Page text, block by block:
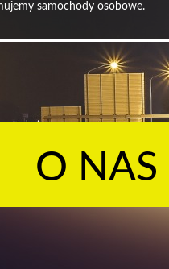
samochody osobowe.
O NAS